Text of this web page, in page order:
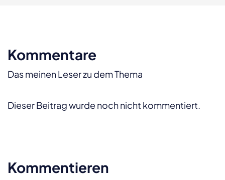
Kommentare
Das meinen Leser zu dem Thema
Dieser Beitrag wurde noch nicht kommentiert.
Kommentieren